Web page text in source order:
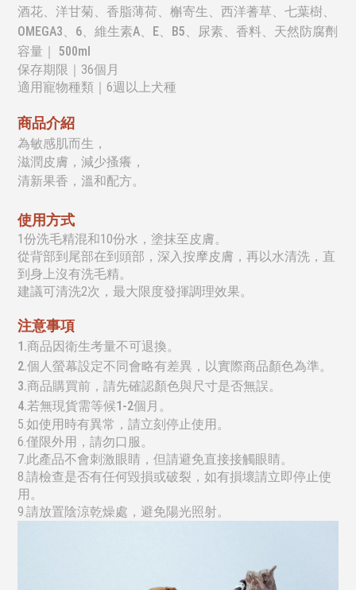
酒花、洋甘菊、香脂薄荷、槲寄生、西洋蓍草、七葉樹、
OMEGA3、6、維生素A、E、B5、尿素、香料、天然防腐劑
容量 ｜ 500ml
保存期限 ｜36個月
適用寵物種類｜6週以上犬種
商品介紹
為敏感肌而生，
滋潤皮膚，減少搔癢，
清新果香，溫和配方。
使用方式
1份洗毛精混和10份水，塗抹至皮膚。
從背部到尾部在到頭部，深入按摩皮膚，再以水清洗，直
到身上沒有洗毛精。
建議可清洗2次，最大限度發揮調理效果。
注意事項
1.商品因衛生考量不可退換。
2.個人螢幕設定不同會略有差異，以實際商品顏色為準。
3.商品購買前，請先確認顏色與尺寸是否無誤。
4.若無現貨需等候1-2個月。
5.如使用時有異常，請立刻停止使用。
6.僅限外用，請勿口服。
7.此產品不會刺激眼睛，但請避免直接接觸眼睛。
8.請檢查是否有任何毀損或破裂，如有損壞請立即停止使
用。
9.請放置陰涼乾燥處，避免陽光照射。